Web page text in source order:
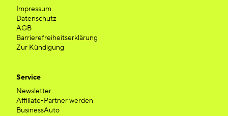
Impressum
Datenschutz
AGB
Barrierefreiheitserklärung
Zur Kündigung
Service
Newsletter
Affiliate-Partner werden
BusinessAuto